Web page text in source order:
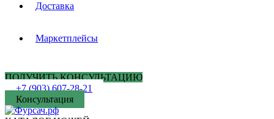
Доставка
Маркетплейсы
ПОЛУЧИТЬ КОНСУЛЬТАЦИЮ
+7 (903) 607-28-21
Консультация